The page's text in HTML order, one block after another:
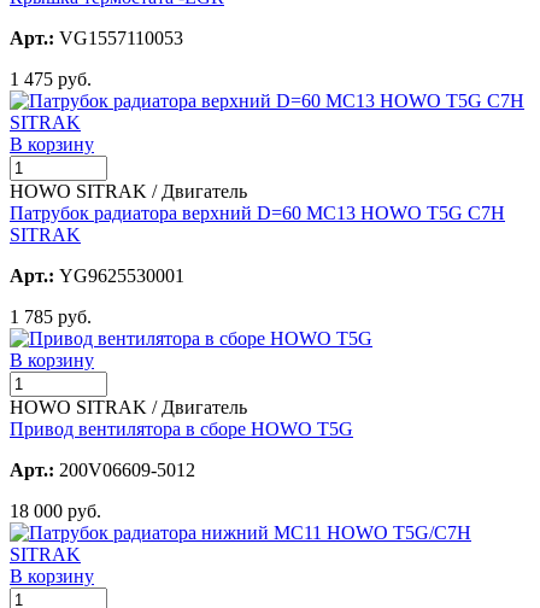
Арт.: VG1557110053
1 475 руб.
В корзину
HOWO SITRAK / Двигатель
Патрубок радиатора верхний D=60 MC13 HOWO T5G C7H
SITRAK
Арт.: YG9625530001
1 785 руб.
В корзину
HOWO SITRAK / Двигатель
Привод вентилятора в сборе HOWO T5G
Арт.: 200V06609-5012
18 000 руб.
В корзину